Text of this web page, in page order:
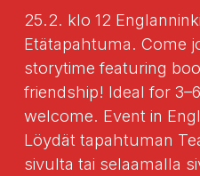
25.2. klo 12
Etätapahtuma. Come
storytime featuring
friendship! Ideal for
welcome. Event in
Löydät tapahtuman
sivulta tai selaamalla